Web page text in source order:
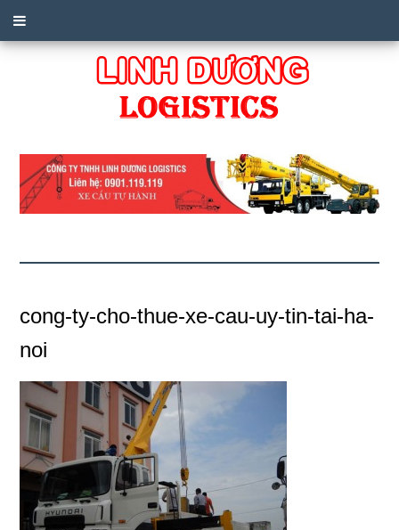
cong-ty-cho-thue-xe-cau-uy-tin-tai-ha-
noi